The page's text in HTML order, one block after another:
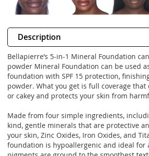
Description
Bellapierre’s 5-in-1 Mineral Foundation
powder Mineral Foundation can be used
foundation with SPF 15 protection,
powder. What you get is full coverage that
or cakey and protects your skin from
Made from four simple ingredients,
kind, gentle minerals that are protective
your skin, Zinc Oxides, Iron Oxides, and
foundation is hypoallergenic and ideal for